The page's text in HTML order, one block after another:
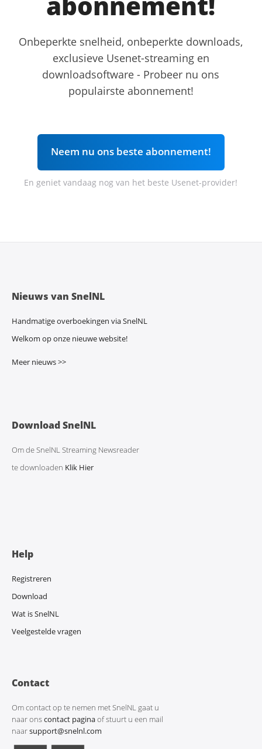
Onbeperkte snelheid, onbeperkte downloads,
exclusieve Usenet-streaming en
downloadsoftware - Probeer nu ons
populairste abonnement!
Neem nu ons beste abonnement!
En geniet vandaag nog van het beste Usenet-provider!
Nieuws van SnelNL
Handmatige overboekingen via SnelNL
Welkom op onze nieuwe website!
Meer nieuws >>
Download SnelNL
Om de SnelNL Streaming Newsreader
te downloaden Klik Hier
Help
Registreren
Download
Wat is SnelNL
Veelgestelde vragen
Contact
Om contact op te nemen met SnelNL gaat u
naar onscontact paginaof stuurt u een mail
naarsupport@snelnl.com